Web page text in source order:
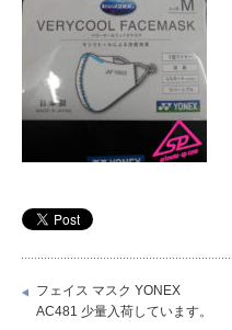
フェイス マスク YONEX
AC481 少量入荷しています。